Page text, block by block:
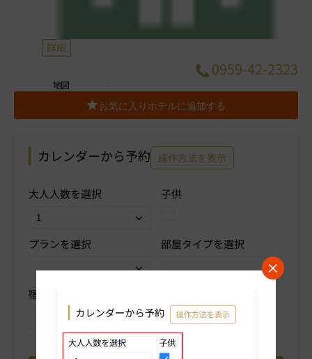
詳細
0959-42-2323
地図
お気に入りホテルに追加する
カレンダーから予約 操作方法を表示
大人人数を選択 子供
プランを選択 部屋タイプを選択
宿泊数を選択